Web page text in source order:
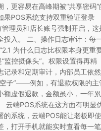
更容易在高峰期被“共享密码”
果POS系统支持双重验证登录
管理员和店长账号强制开启，这
投入。 二、操作日志审计：每
为什么日志比权限本身更重
监控摄像头”。权限设置得再精
记录和定期审计，内部员工依然
子”——例如，有退款权限的主
额虚假退款，金额虽小，一年累
云端POS系统在这方面有明显
的系统，云端POS能让老板即使
，打开手机就能实时查看每一笔